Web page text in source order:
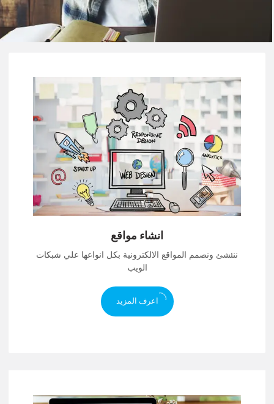
انشاء مواقع
ننئشئ ونصمم المواقع الالكترونية بكل انواعها علي شبكات
الويب
اعرف المزيد